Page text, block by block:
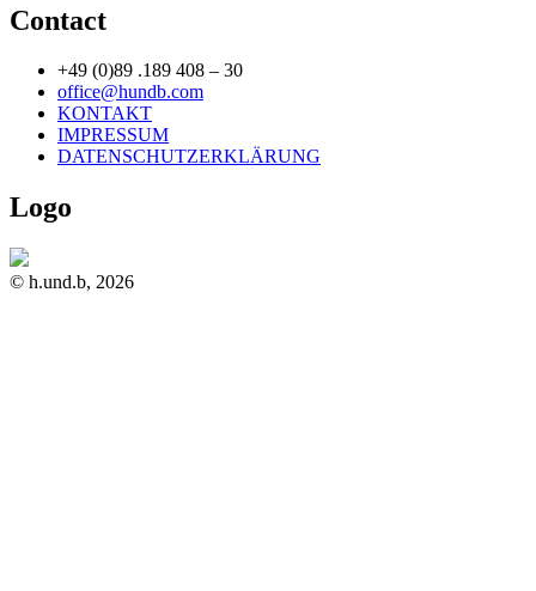
Contact
+49 (0)89 .189 408 – 30
office@hundb.com
KONTAKT
IMPRESSUM
DATENSCHUTZERKLÄRUNG
Logo
© h.und.b, 2026